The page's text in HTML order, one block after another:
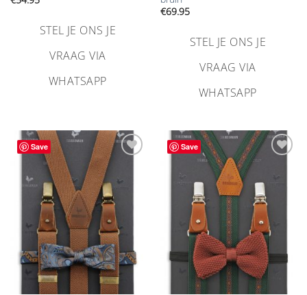
STEL JE ONS JE
VRAAG VIA
WHATSAPP
€69.95
STEL JE ONS JE
VRAAG VIA
WHATSAPP
Save
verlanglijst
toevoegen
Save
verlanglijst
toevoegen